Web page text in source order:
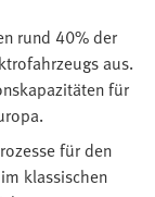
rund 40% der
aus.
für
für den
klassischen